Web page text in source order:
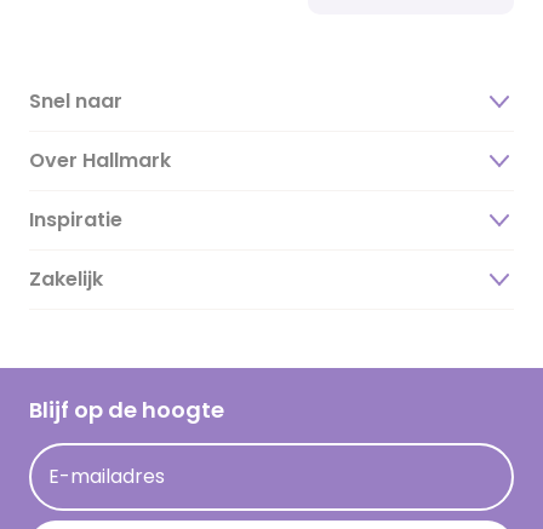
Snel naar
Over Hallmark
Over ons
Duurzaamheid
Hallmark Kaartclub
Acties
Persberichten
Inspiratie
Magazine
Cadeau inspiratie
Kaartinspiratie
Zakelijk
Blijf op de hoogte
E-mailadres